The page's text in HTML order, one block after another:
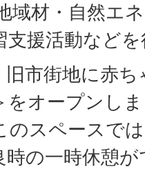
域材・自然エ
支援活動など
市街地に赤
をオープンし
のスペースで
時の一時休憩